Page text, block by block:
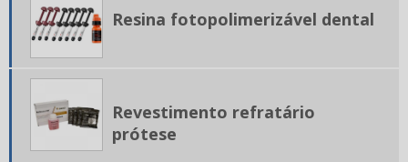
Disco diamantado odontologia
Dissilicato de lítio
Equipamentos odontológicos
Equipamentos para prótese dentaria
Estojo aparelho dental
Resina fotopolimerizável dental
Revestimento refratário
prótese